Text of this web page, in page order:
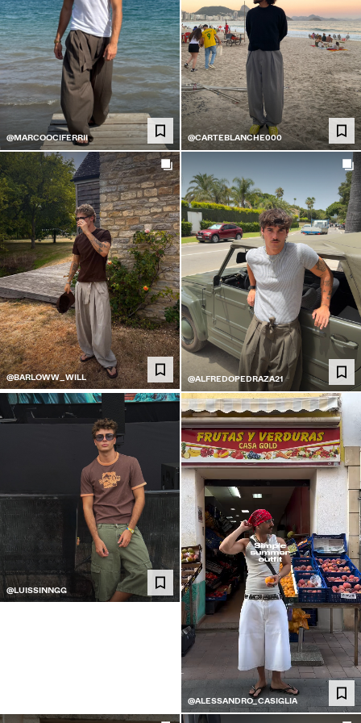
@MARCOOCIFERRII @CARTEBLANCHE000
@BARLOWW_WILL @ALFREDOPEDRAZA21
@LUISSINNGG
@ALESSANDRO_CASIGLIA